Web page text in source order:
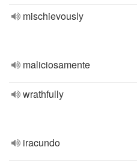
mischievously
maliciosamente
wrathfully
iracundo